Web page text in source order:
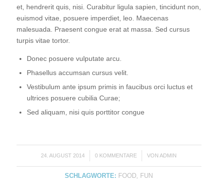
et, hendrerit quis, nisi. Curabitur ligula sapien, tincidunt non,
euismod vitae, posuere imperdiet, leo. Maecenas
malesuada. Praesent congue erat at massa. Sed cursus
turpis vitae tortor.
Donec posuere vulputate arcu.
Phasellus accumsan cursus velit.
Vestibulum ante ipsum primis in faucibus orci luctus et
ultrices posuere cubilia Curae;
Sed aliquam, nisi quis porttitor congue
24. AUGUST 2014
/ 0 KOMMENTARE
/ VONADMIN
SCHLAGWORTE: FOOD, FUN